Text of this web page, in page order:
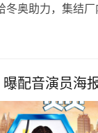
冬奥助力，集结
曝配音演员海